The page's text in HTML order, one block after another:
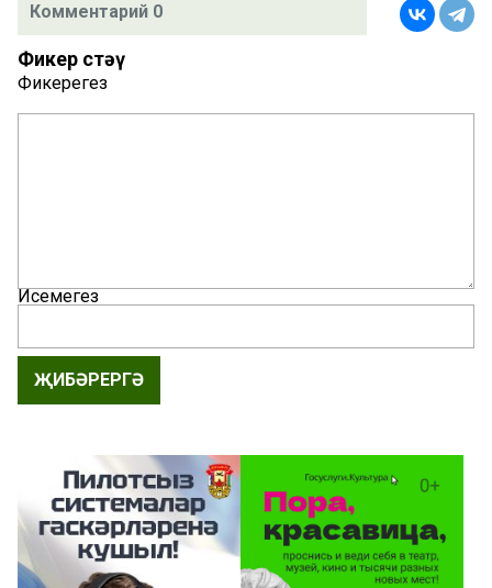
Комментарий 0
Фикер өстәү
Фикерегез
Исемегез
ҖИБӘРЕРГӘ